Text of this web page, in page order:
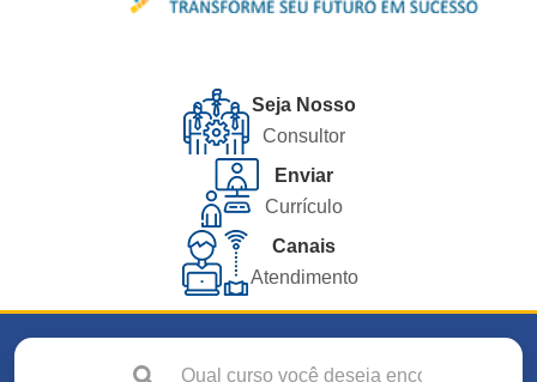
Seja Nosso
Consultor
Enviar
Currículo
Canais
Atendimento